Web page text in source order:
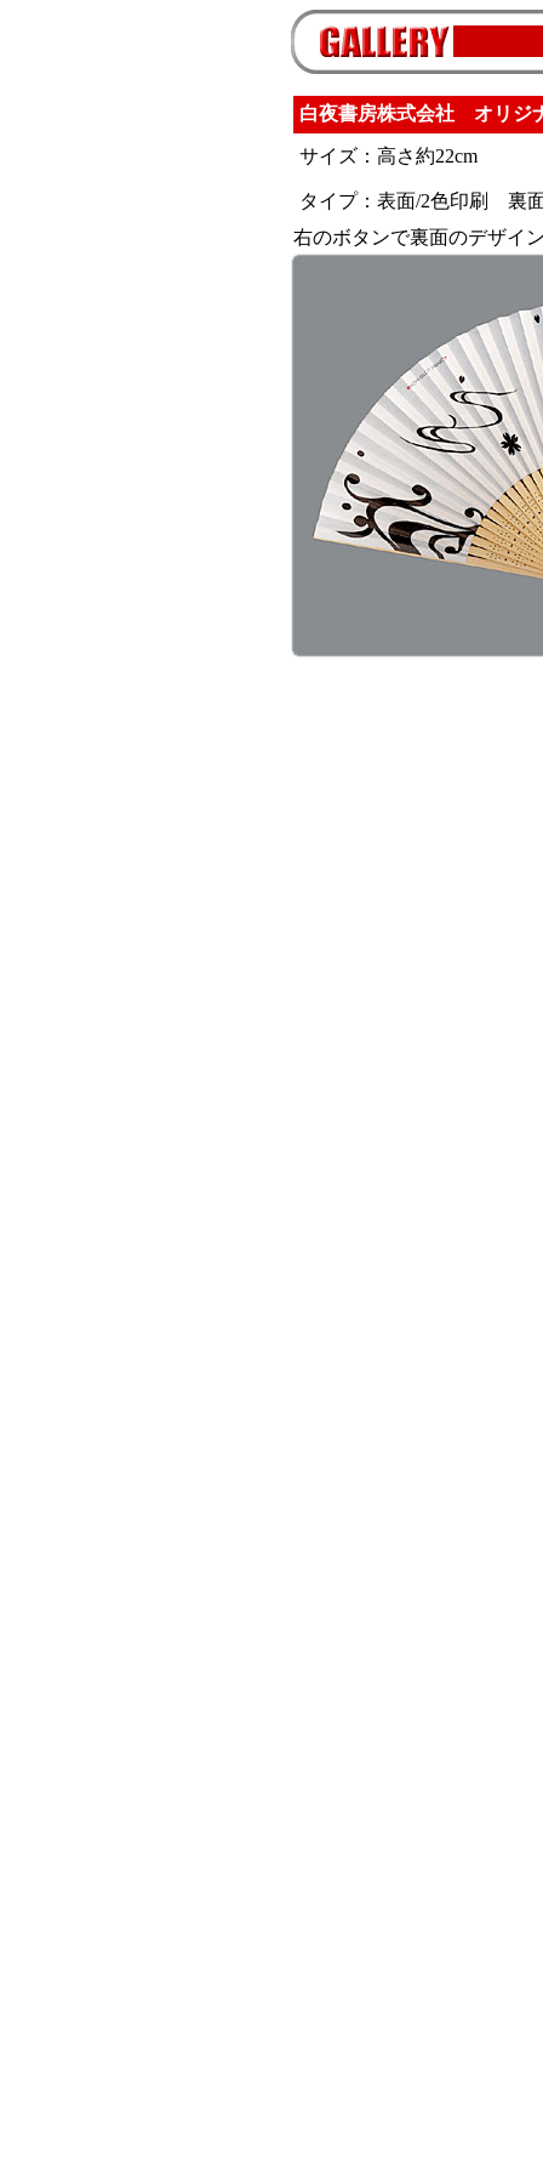
白夜書房株式会社 オリジ
サイズ：高さ約22cm
タイプ：表面/2色印刷 裏
右のボタンで裏面のデザイ